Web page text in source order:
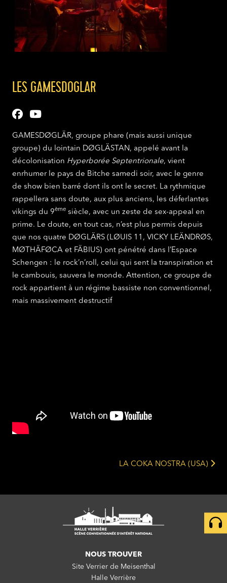
LES GAMESDOGLAR
GAMESDØGLÄR, groupe phare (mais aussi unique
groupe) du lointain DØGLÄSTAN, appelé avant la
décolonisation Hyperborée Septentrionale, vient
enrhumer le pays de Bitche samedi soir, avec le genre
de show bien barré dont ils ont le secret. La rythmique
rappellera sans doute, aux plus anciens, les déferlantes
vikings du 9ème siècle, avec un zeste de sex-appeal en
prime. Le doute, en tout cas, n’est plus permis depuis
que nos quatre DØGLÄRS (LØUIS 11, VICKY LEÄNDRØS,
MØTHÄFØCA et FÄBIUS) ont pénétré dans l’Espace
Schengen : le rock’n’roll, celui qui sent la transpiration et
le cambouis, sauvera le monde. Attention, ce groupe de
rock appartient à un régime bassiste non conventionnel,
mais massivement destructif
LA COKA NOSTRA (USA)
NOUS TROUVER
Site Verrier de Meisenthal
Halle Verrière